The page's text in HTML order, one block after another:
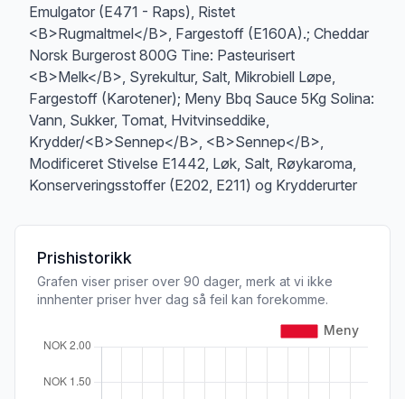
Emulgator (E471 - Raps), Ristet
<B>Rugmaltmel</B>, Fargestoff (E160A).; Cheddar
Norsk Burgerost 800G Tine: Pasteurisert
<B>Melk</B>, Syrekultur, Salt, Mikrobiell Løpe,
Fargestoff (Karotener); Meny Bbq Sauce 5Kg Solina:
Vann, Sukker, Tomat, Hvitvinseddike,
Krydder/<B>Sennep</B>, <B>Sennep</B>,
Modificeret Stivelse E1442, Løk, Salt, Røykaroma,
Konserveringsstoffer (E202, E211) og Krydderurter
Prishistorikk
Grafen viser priser over 90 dager, merk at vi ikke
innhenter priser hver dag så feil kan forekomme.